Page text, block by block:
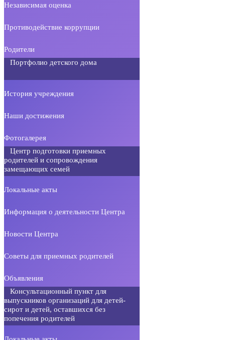
Независимая оценка
Противодействие коррупции
Родители
Портфолио детского дома
История учреждения
Наши достижения
Фотогалерея
Центр подготовки приемных
родителей и сопровождения
замещающих семей
Локальные акты
Информация о деятельности Центра
Новости Центра
Советы для приемных родителей
Объявления
Консультационный пункт для
выпускников организаций для детей-
сирот и детей, оставшихся без
попечения родителей